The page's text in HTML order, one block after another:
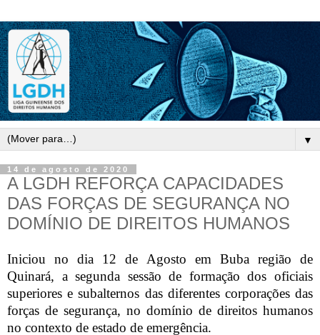
▼
14 de agosto de 2020
A LGDH REFORÇA CAPACIDADES
DAS FORÇAS DE SEGURANÇA NO
DOMÍNIO DE DIREITOS HUMANOS
Iniciou no dia 12 de Agosto em Buba região de
Quinará, a segunda sessão de formação dos oficiais
superiores e subalternos das diferentes corporações das
forças de segurança, no domínio de direitos humanos
no contexto de estado de emergência.